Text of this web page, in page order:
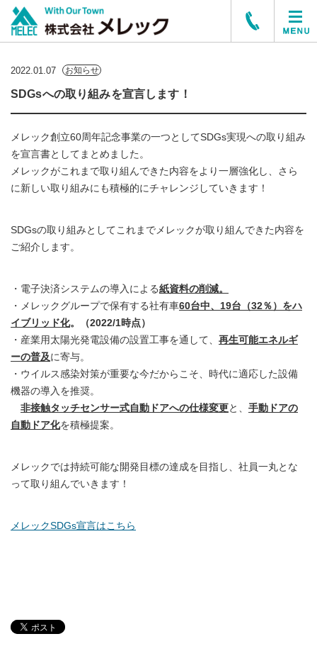
2022.01.07 お知らせ
SDGsへの取り組みを宣言します！
メレック創立60周年記念事業の一つとしてSDGs実現への取り組み
を宣言書としてまとめました。
メレックがこれまで取り組んできた内容をより一層強化し、さら
に新しい取り組みにも積極的にチャレンジしていきます！
SDGsの取り組みとしてこれまでメレックが取り組んできた内容を
ご紹介します。
・電子決済システムの導入による紙資料の削減。
・メレックグループで保有する社有車60台中、19台（32％）をハ
イブリッド化。（2022/1時点）
・産業用太陽光発電設備の設置工事を通して、 再生可能エネルギ
ーの普及に寄与。​
・ウイルス感染対策が重要な今だからこそ、時代に適応した設備
機器の導入を推奨。​
非接触タッチセンサー式自動ドアへの仕様変更と、 手動ドアの
自動ドア化を積極提案。​
メレックでは持続可能な開発目標の達成を目指し、社員一丸とな
って取り組んでいきます！
メレックSDGs宣言はこちら